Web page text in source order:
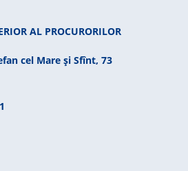
AL PROCURORILOR
cel Mare şi Sfînt, 73